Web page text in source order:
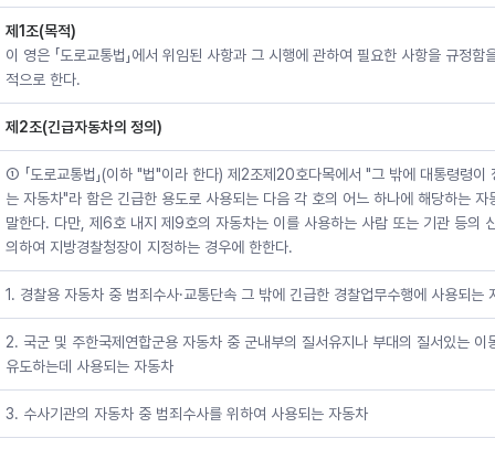
제1조(목적)
이 영은 「도로교통법」에서 위임된 사항과 그 시행에 관하여 필요한 사항을 규정함
적으로 한다.
제2조(긴급자동차의 정의)
① 「도로교통법」(이하 "법"이라 한다) 제2조제20호다목에서 "그 밖에 대통령령이
는 자동차"라 함은 긴급한 용도로 사용되는 다음 각 호의 어느 하나에 해당하는 자
말한다. 다만, 제6호 내지 제9호의 자동차는 이를 사용하는 사람 또는 기관 등의
의하여 지방경찰청장이 지정하는 경우에 한한다.
1. 경찰용 자동차 중 범죄수사·교통단속 그 밖에 긴급한 경찰업무수행에 사용되는
2. 국군 및 주한국제연합군용 자동차 중 군내부의 질서유지나 부대의 질서있는 이
유도하는데 사용되는 자동차
3. 수사기관의 자동차 중 범죄수사를 위하여 사용되는 자동차